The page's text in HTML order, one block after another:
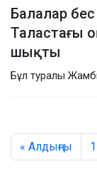
Балалар
Таластағы
шықты
Бұл туралы
« Алдыңғы 1